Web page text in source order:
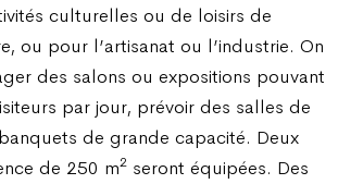
culturelles ou de loisirs de
ou pour l’artisanat ou l’industrie. On
des salons ou expositions pouvant
par jour, prévoir des salles de
de grande capacité. Deux
de 250 m2 seront équipées. Des